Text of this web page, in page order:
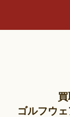
ゴルフウ